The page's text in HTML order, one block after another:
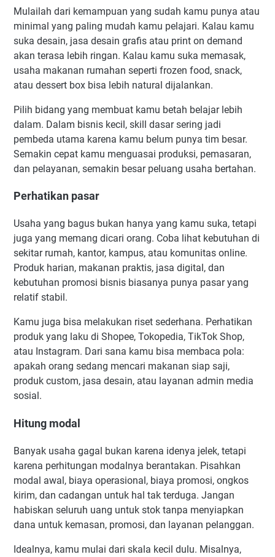
Mulailah dari kemampuan yang sudah kamu punya atau
minimal yang paling mudah kamu pelajari. Kalau kamu
suka desain, jasa desain grafis atau print on demand
akan terasa lebih ringan. Kalau kamu suka memasak,
usaha makanan rumahan seperti frozen food, snack,
atau dessert box bisa lebih natural dijalankan.
Pilih bidang yang membuat kamu betah belajar lebih
dalam. Dalam bisnis kecil, skill dasar sering jadi
pembeda utama karena kamu belum punya tim besar.
Semakin cepat kamu menguasai produksi, pemasaran,
dan pelayanan, semakin besar peluang usaha bertahan.
Perhatikan pasar
Usaha yang bagus bukan hanya yang kamu suka, tetapi
juga yang memang dicari orang. Coba lihat kebutuhan di
sekitar rumah, kantor, kampus, atau komunitas online.
Produk harian, makanan praktis, jasa digital, dan
kebutuhan promosi bisnis biasanya punya pasar yang
relatif stabil.
Kamu juga bisa melakukan riset sederhana. Perhatikan
produk yang laku di Shopee, Tokopedia, TikTok Shop,
atau Instagram. Dari sana kamu bisa membaca pola:
apakah orang sedang mencari makanan siap saji,
produk custom, jasa desain, atau layanan admin media
sosial.
Hitung modal
Banyak usaha gagal bukan karena idenya jelek, tetapi
karena perhitungan modalnya berantakan. Pisahkan
modal awal, biaya operasional, biaya promosi, ongkos
kirim, dan cadangan untuk hal tak terduga. Jangan
habiskan seluruh uang untuk stok tanpa menyiapkan
dana untuk kemasan, promosi, dan layanan pelanggan.
Idealnya, kamu mulai dari skala kecil dulu. Misalnya,